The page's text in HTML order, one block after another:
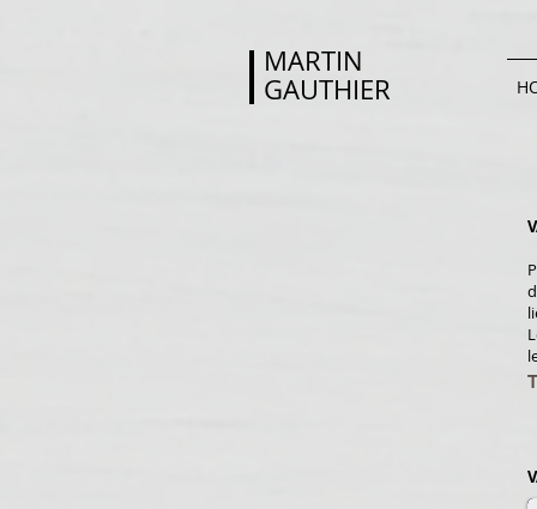
MARTIN
GAUTHIER